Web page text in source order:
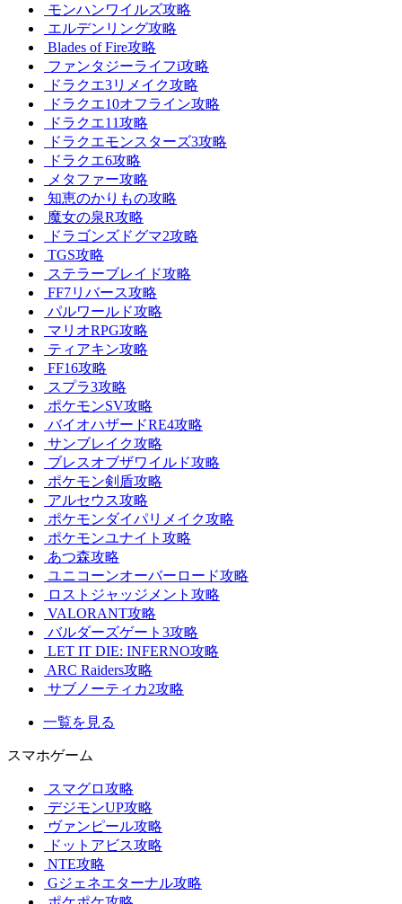
モンハンワイルズ攻略
エルデンリング攻略
Blades of Fire攻略
ファンタジーライフi攻略
ドラクエ3リメイク攻略
ドラクエ10オフライン攻略
ドラクエ11攻略
ドラクエモンスターズ3攻略
ドラクエ6攻略
メタファー攻略
知恵のかりもの攻略
魔女の泉R攻略
ドラゴンズドグマ2攻略
TGS攻略
ステラーブレイド攻略
FF7リバース攻略
パルワールド攻略
マリオRPG攻略
ティアキン攻略
FF16攻略
スプラ3攻略
ポケモンSV攻略
バイオハザードRE4攻略
サンブレイク攻略
ブレスオブザワイルド攻略
ポケモン剣盾攻略
アルセウス攻略
ポケモンダイパリメイク攻略
ポケモンユナイト攻略
あつ森攻略
ユニコーンオーバーロード攻略
ロストジャッジメント攻略
VALORANT攻略
バルダーズゲート3攻略
LET IT DIE: INFERNO攻略
ARC Raiders攻略
サブノーティカ2攻略
一覧を見る
スマホゲーム
スマグロ攻略
デジモンUP攻略
ヴァンピール攻略
ドットアビス攻略
NTE攻略
Gジェネエターナル攻略